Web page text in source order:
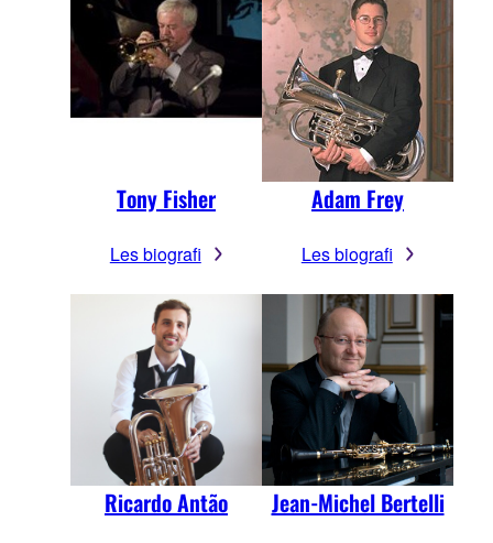
Tony Fisher
Les biografi
Adam Frey
Les biografi
Ricardo Antão Jean-Michel Bertelli